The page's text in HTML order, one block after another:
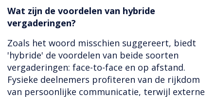
Wat zijn de voordelen van hybride
vergaderingen?
Zoals het woord misschien suggereert, biedt
'hybride' de voordelen van beide soorten
vergaderingen: face-to-face en op afstand.
Fysieke deelnemers profiteren van de rijkdom
van persoonlijke communicatie, terwijl externe